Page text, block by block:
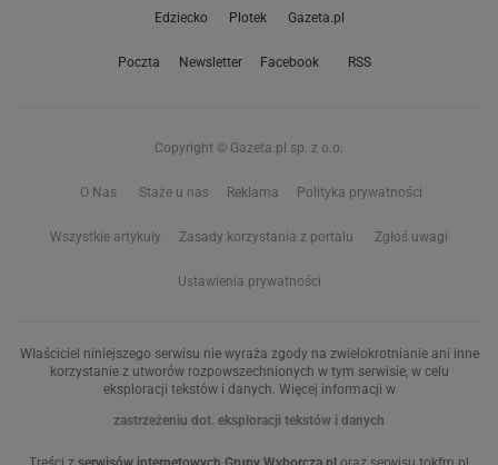
Edziecko Plotek Gazeta.pl
Poczta Newsletter Facebook RSS
Copyright © Gazeta.pl sp. z o.o.
O Nas Staże u nas Reklama Polityka prywatności
Wszystkie artykuły Zasady korzystania z portalu Zgłoś uwagi
Ustawienia prywatności
Właściciel niniejszego serwisu nie wyraża zgody na zwielokrotnianie ani inne
korzystanie z utworów rozpowszechnionych w tym serwisie, w celu
eksploracji tekstów i danych. Więcej informacji w
zastrzeżeniu dot. eksploracji tekstów i danych